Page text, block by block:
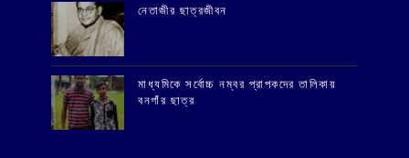
‌নেতাজীর ছাত্রজীবন
মাধ্যমিকে সর্বোচ্চ নম্বর প্রাপকদের তালিকায়
বনগাঁর ছাত্র